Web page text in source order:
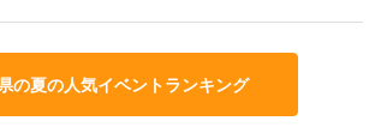
の夏の人気イベントランキング